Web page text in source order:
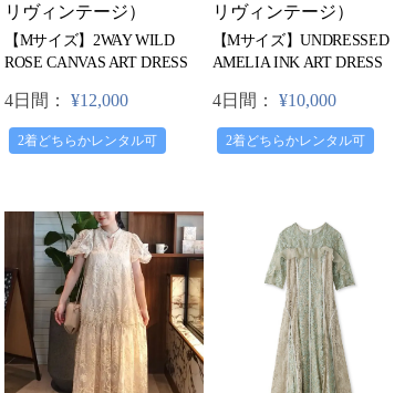
リヴィンテージ）
【Mサイズ】2WAY WILD
ROSE CANVAS ART DRESS
4日間： ¥12,000
2着どちらかレンタル可
リヴィンテージ）
【Mサイズ】UNDRESSED
AMELIA INK ART DRESS
4日間： ¥10,000
2着どちらかレンタル可